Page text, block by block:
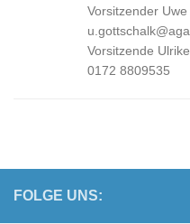
Vorsitzender
Vorsitzende
0172 8809535
FOLGE UNS: